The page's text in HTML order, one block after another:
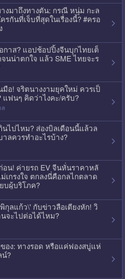
างมาถึงทางตัน: กรณี หนุ่ม กะล
รกันที่เจ็บที่สุดในเรื่องนี้? #ครอ
กาส? แอปช้อปปิ้งจีนบุกไทยเต็
นน่าตกใจ แล้ว SME ไทยจะร
มือ! จริตนางงามยุคใหม่ ควรเป็
ฟนๆ คิดว่าไงคะ/ครับ?
ล
นไปไหม? ส่องบิลเดือนนี้แล้วล
าลควรทำอะไรบ้าง?
อน! ค่ายรถ EV จีนหั่นราคาหลั
เกรงใจ ตกลงนี่คือกลไกตลาด
บผู้บริโภค?
กุลแก้ว\' กับข่าวลือเตียงหัก! วิ
จะไปต่อได้ไหม?
อง: ทางรอด หรือแค่ฟองสบู่แห่
น์?